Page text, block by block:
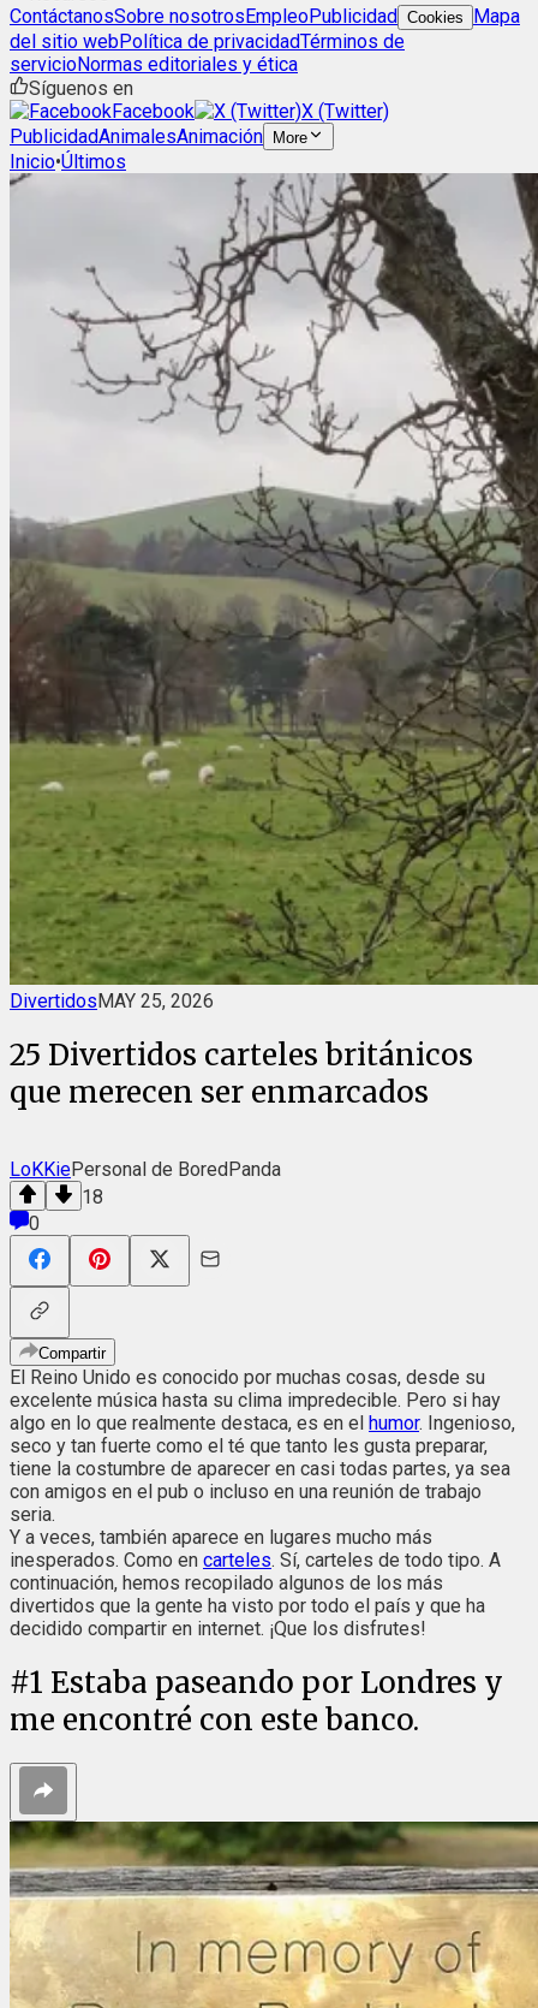
ContáctanosSobre nosotrosEmpleoPublicidad Cookies
Mapa
del sitio webPolítica de privacidadTérminos de
servicioNormas editoriales y ética
Síguenos en
Facebook
X (Twitter)
PublicidadAnimalesAnimación More
Inicio•Últimos
DivertidosMAY 25, 2026
25 Divertidos carteles británicos
que merecen ser enmarcados
LoKKiePersonal de BoredPanda
18
0
Compartir
El Reino Unido es conocido por muchas cosas, desde su
excelente música hasta su clima impredecible. Pero si hay
algo en lo que realmente destaca, es en el humor. Ingenioso,
seco y tan fuerte como el té que tanto les gusta preparar,
tiene la costumbre de aparecer en casi todas partes, ya sea
con amigos en el pub o incluso en una reunión de trabajo
seria.
Y a veces, también aparece en lugares mucho más
inesperados. Como en carteles. Sí, carteles de todo tipo. A
continuación, hemos recopilado algunos de los más
divertidos que la gente ha visto por todo el país y que ha
decidido compartir en internet. ¡Que los disfrutes!
#1 Estaba paseando por Londres y
me encontré con este banco.